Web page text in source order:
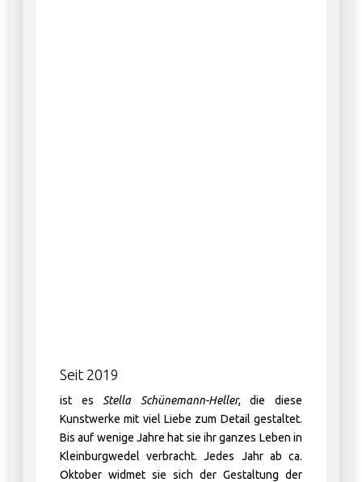
Seit 2019
ist es Stella Schünemann-Heller, die diese
Kunstwerke mit viel Liebe zum Detail gestaltet.
Bis auf wenige Jahre hat sie ihr ganzes Leben in
Kleinburgwedel verbracht. Jedes Jahr ab ca.
Oktober widmet sie sich der Gestaltung der